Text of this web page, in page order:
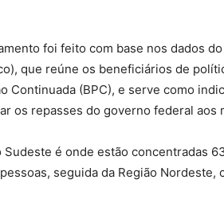
foi feito com base nos dados
que reúne os beneficiários de
Continuada (BPC), e serve como
os repasses do governo federal aos
Sudeste é onde estão concentradas
seguida da Região Nordeste,